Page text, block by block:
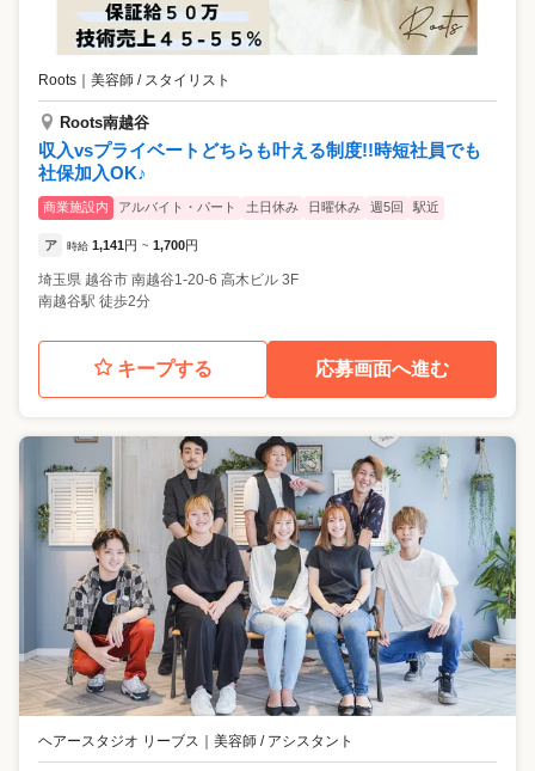
Roots ｜ 美容師 / スタイリスト
Roots南越谷
収入vsプライベートどちらも叶える制度!!時短社員でも
社保加入OK♪
商業施設内 アルバイト・パート 土日休み 日曜休み 週5回 駅近
ア 時給 1,141円 ~ 1,700円
埼玉県 越谷市 南越谷1-20-6 高木ビル 3F
南越谷駅 徒歩2分
キープする 応募画面へ進む
ヘアースタジオ リーブス 美容師 / アシスタント